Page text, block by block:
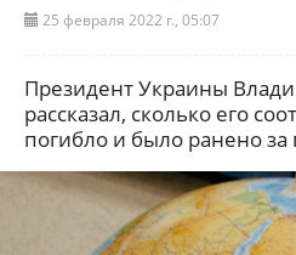
25 февраля 2022 г., 05:07
Президент Украины
рассказал, сколько его
погибло и было ранено